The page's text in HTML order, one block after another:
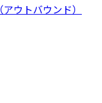
ウトバウンド）